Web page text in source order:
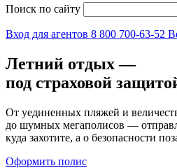
Поиск по сайту
Вход для агентов 8 800 700-63-52
Летний отдых —
под страховой
От уединенных пляжей и
до шумных мегаполисов —
куда захотите, а о безопасности
Оформить полис